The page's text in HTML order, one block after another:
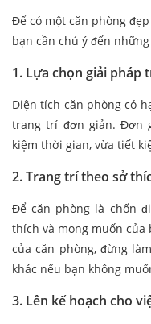
Để có một căn phòng
bạn cần chú ý đến
1. Lựa chọn giải pháp
Diện tích căn phòng có
trang trí đơn giản. Đơn
kiệm thời gian, vừa tiết
2. Trang trí theo sở
Để căn phòng là chốn
thích và mong muốn
của căn phòng, đừng
khác nếu bạn không
3. Lên kế hoạch cho